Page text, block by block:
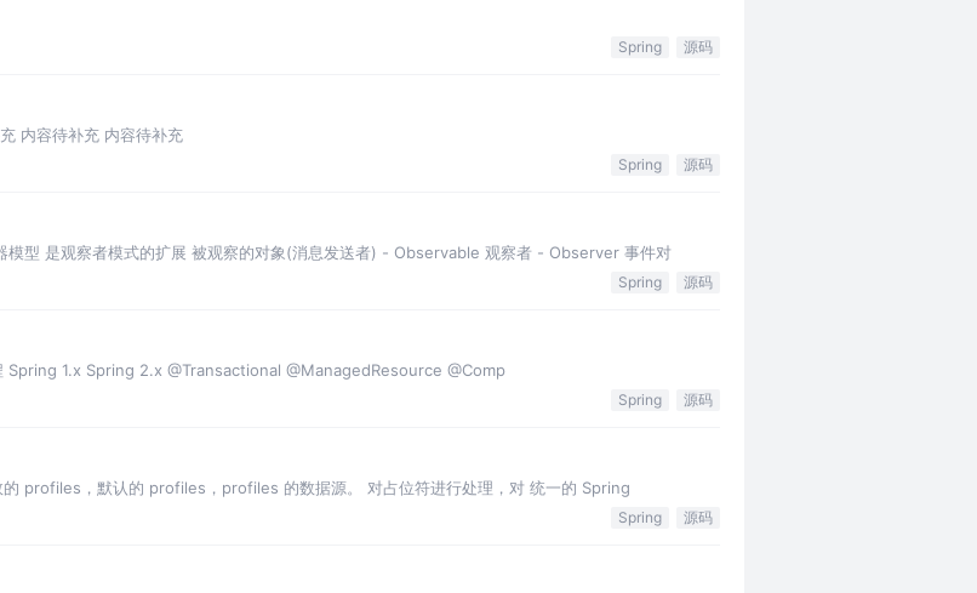
Spring 源码
内容待补充 内容待补充
Spring 源码
模型 是观察者模式的扩展 被观察的对象(消息发送者) - Observable 观察者 - Observer 事件对
Spring 源码
1.x Spring 2.x @Transactional @ManagedResource @Comp
Spring 源码
profiles，默认的 profiles，profiles 的数据源。 对占位符进行处理，对 统一的 Spring
Spring 源码